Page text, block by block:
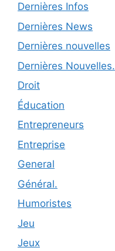
Dernières Infos
Dernières News
Dernières nouvelles
Dernières Nouvelles.
Droit
Éducation
Entrepreneurs
Entreprise
General
Général.
Humoristes
Jeu
Jeux